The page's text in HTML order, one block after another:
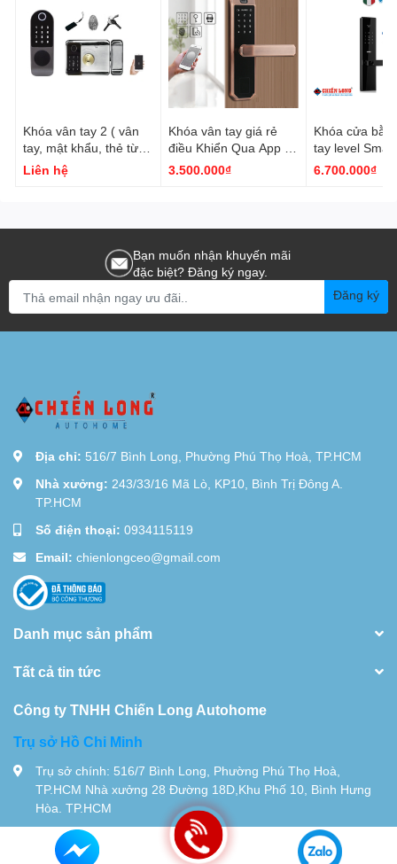
Khóa vân tay 2 ( vân
tay, mật khẩu, thẻ từ,
Remote, Bluetooth
Liên hệ
Khóa vân tay giá rẻ
điều Khiển Qua App từ
xa Smartdorlock CL-
3.500.000₫
Khóa cửa
tay level
6in1 ViroVR-
6.700.000₫
Bạn muốn nhận khuyến mãi
đặc biệt? Đăng ký ngay.
Đăng ký
Địa chỉ: 516/7 Bình Long, Phường Phú Thọ Hoà, TP.HCM
Nhà xưởng: 243/33/16 Mã Lò, KP10, Bình Trị Đông A.
TP.HCM
Số điện thoại: 0934115119
Email: chienlongceo@gmail.com
Danh mục sản phẩm
Tất cả tin tức
Công ty TNHH Chiến Long Autohome
Trụ sở Hồ Chi Minh
Trụ sở chính: 516/7 Bình Long, Phường Phú Thọ Hoà,
TP.HCM Nhà xưởng 28 Đường 18D,Khu Phố 10, Bình Hưng
Hòa. TP.HCM
Tel:0934115119